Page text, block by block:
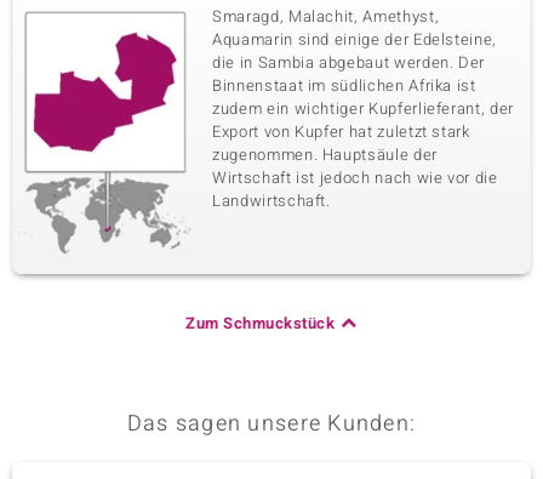
Smaragd, Malachit, Amethyst,
Aquamarin sind einige der Edelsteine,
die in Sambia abgebaut werden. Der
Binnenstaat im südlichen Afrika ist
zudem ein wichtiger Kupferlieferant, der
Export von Kupfer hat zuletzt stark
zugenommen. Hauptsäule der
Wirtschaft ist jedoch nach wie vor die
Landwirtschaft.
Zum Schmuckstück
Das sagen unsere Kunden: